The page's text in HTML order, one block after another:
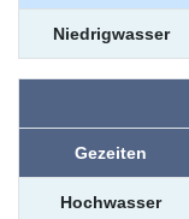
Niedrigwasser
Gezeiten
Hochwasser